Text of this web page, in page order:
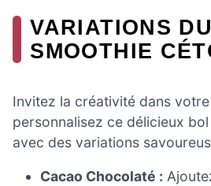
VARIATIONS
SMOOTHIE
Invitez la créativité dans
personnalisez ce délicieux
avec des variations
Cacao Chocolaté :